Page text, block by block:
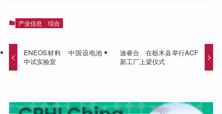
产业信息 综合
ENEOS材料 中国设电池
中试实验室
迪睿合 在栃木县举行ACF
新工厂上梁仪式